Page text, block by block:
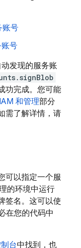
账号
号
发现的服务账
功完成。您可能
IAM 和管理部分
需了解详情，请
可以指定一个服
的环境中运行
签名。这可以使
在您的代码中
台中找到，也